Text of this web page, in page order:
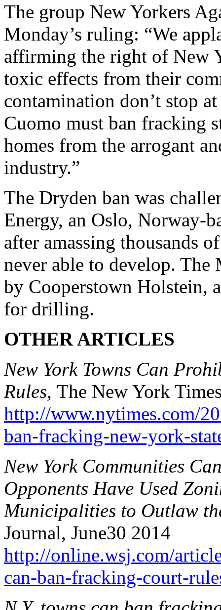
The group New Yorkers
Monday’s ruling: “We
affirming the right of New
toxic effects from their
contamination don’t stop
Cuomo must ban fracking
homes from the arrogant
industry.”
The Dryden ban was
Energy, an Oslo, Norway-
after amassing thousands
never able to develop.
by Cooperstown Holstein,
for drilling.
OTHER ARTICLES
New York Towns Can
Rules, The New York
http://www.nytimes.com/
ban-fracking-new-york-
New York Communities
Opponents Have Used
Municipalities to Outlaw
Journal, June30 2014
http://online.wsj.com/
can-ban-fracking-court-